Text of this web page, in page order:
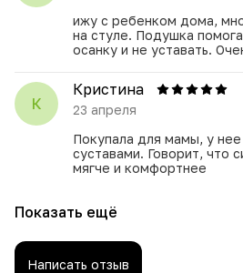
ижу с ребенком дома,
на стуле. Подушка
осанку и не уставать.
К
Кристина
23 апреля
Покупала для мамы, у
суставами. Говорит, что
мягче и комфортнее
Показать ещё
Написать отзыв